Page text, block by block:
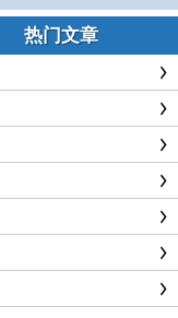
热门文章